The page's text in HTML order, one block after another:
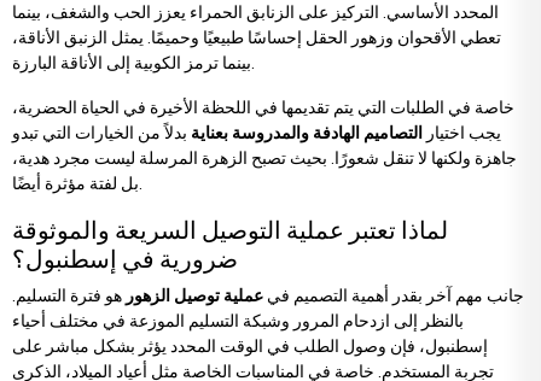
المحدد الأساسي. التركيز على الزنابق الحمراء يعزز الحب والشغف، بينما
تعطي الأقحوان وزهور الحقل إحساسًا طبيعيًا وحميمًا. يمثل الزنبق الأناقة،
بينما ترمز الكوبية إلى الأناقة البارزة.
خاصة في الطلبات التي يتم تقديمها في اللحظة الأخيرة في الحياة الحضرية،
يجب اختيار التصاميم الهادفة والمدروسة بعناية بدلاً من الخيارات التي تبدو
جاهزة ولكنها لا تنقل شعورًا. بحيث تصبح الزهرة المرسلة ليست مجرد هدية،
بل لفتة مؤثرة أيضًا.
لماذا تعتبر عملية التوصيل السريعة والموثوقة
ضرورية في إسطنبول؟
جانب مهم آخر بقدر أهمية التصميم في عملية توصيل الزهور هو فترة التسليم.
بالنظر إلى ازدحام المرور وشبكة التسليم الموزعة في مختلف أحياء
إسطنبول، فإن وصول الطلب في الوقت المحدد يؤثر بشكل مباشر على
تجربة المستخدم. خاصة في المناسبات الخاصة مثل أعياد الميلاد، الذكرى